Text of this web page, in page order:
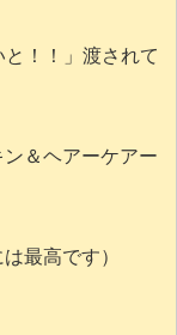
と！！」渡されて
＆ヘアーケアー
最高です）